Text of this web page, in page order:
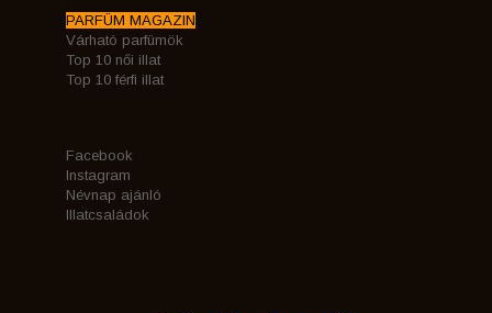
PARFÜM MAGAZIN
Várható parfümök
Top 10 női illat
Top 10 férfi illat
Facebook
Instagram
Névnap ajánló
Illatcsaládok